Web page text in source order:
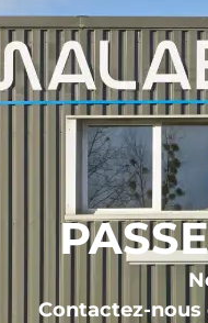
Contactez-